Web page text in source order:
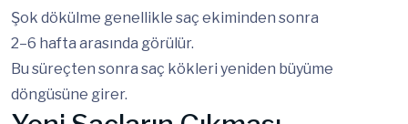
Şok dökülme genellikle saç ekiminden sonra
2–6 hafta arasında görülür.
Bu süreçten sonra saç kökleri yeniden büyüme
döngüsüne girer.